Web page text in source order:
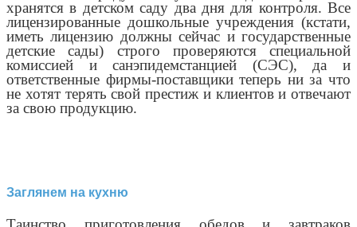
хранятся в детском саду два дня для контроля. Все
лицензированные дошкольные учреждения (кстати,
иметь лицензию должны сейчас и государственные
детские сады) строго проверяются специальной
комиссией и санэпидемстанцией (СЭС), да и
ответственные фирмы-поставщики теперь ни за что
не хотят терять свой престиж и клиентов и отвечают
за свою продукцию.
Заглянем на кухню